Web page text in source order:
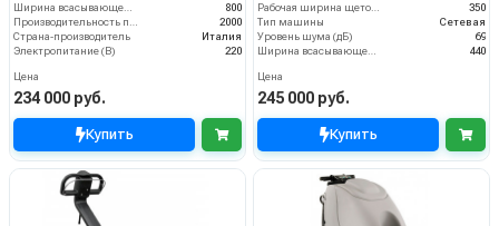
800
2000
Страна-производитель
Италия
Электропитание (В)
220
Цена
234 000 руб.
Купить
350
Тип машины
Сетевая
Уровень шума (дБ)
69
440
Цена
245 000 руб.
Купить